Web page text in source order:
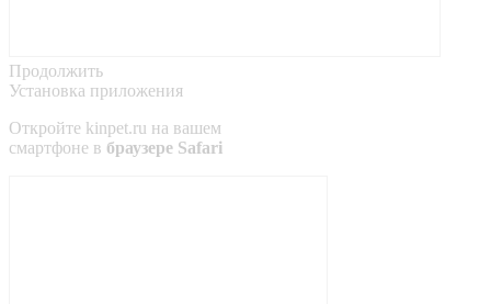
Продолжить
Установка приложения
Откройте kinpet.ru на вашем
смартфоне в браузере Safari